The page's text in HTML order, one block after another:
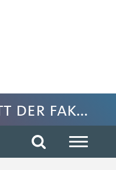
Schwarzes Brett der Fakultät für Rechtswissenschaft